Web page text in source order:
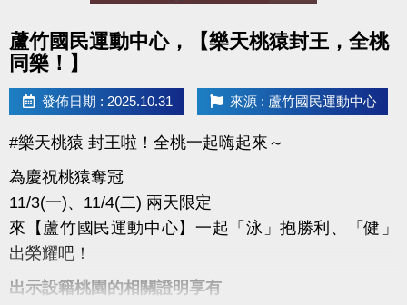
蘆竹國民運動中心，【樂天桃猿封王，全桃
同樂！】
發佈日期 : 2025.10.31 來源 : 蘆竹國民運動中心
#樂天桃猿 封王啦！全桃一起嗨起來～
為慶祝桃猿奪冠
11/3(一)、11/4(二) 兩天限定
來【蘆竹國民運動中心】一起「泳」抱勝利、「健」
出榮耀吧！
出示設籍桃園的相關證明享有